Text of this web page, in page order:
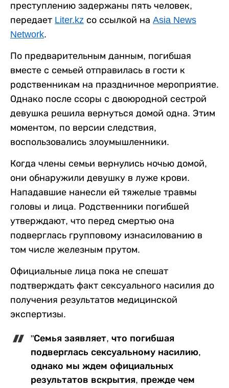
преступлению задержаны пять человек,
передает Liter.kz со ссылкой на Asia News
Network.
По предварительным данным, погибшая
вместе с семьей отправилась в гости к
родственникам на праздничное мероприятие.
Однако после ссоры с двоюродной сестрой
девушка решила вернуться домой одна. Этим
моментом, по версии следствия,
воспользовались злоумышленники.
Когда члены семьи вернулись ночью домой,
они обнаружили девушку в луже крови.
Нападавшие нанесли ей тяжелые травмы
головы и лица. Родственники погибшей
утверждают, что перед смертью она
подверглась групповому изнасилованию в
том числе железным прутом.
Официальные лица пока не спешат
подтверждать факт сексуального насилия до
получения результатов медицинской
экспертизы.
"Семья заявляет, что погибшая
подверглась сексуальному насилию,
однако мы ждем официальных
результатов вскрытия, прежде чем